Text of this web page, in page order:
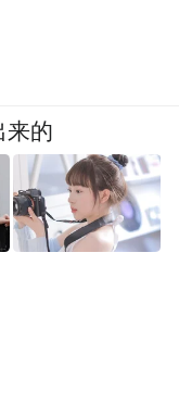
来的